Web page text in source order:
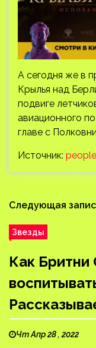
А сегодня же в
Крылья над
подвиге
авиационного
главе с
Источник:
Следующая
Звезды
Как Бритни
Чт Апр 28 , 2022